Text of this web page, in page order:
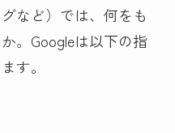
など）では、何をも
。Googleは以下の指
す。